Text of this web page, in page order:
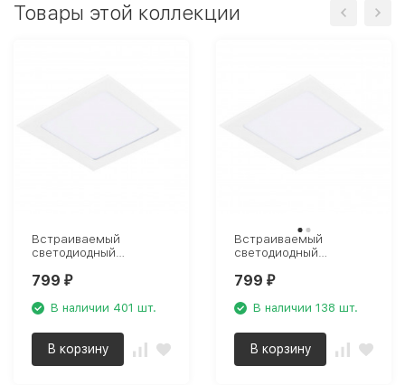
Товары этой коллекции
Встраиваемый
светодиодный
Zocco 224122
799 ₽
В наличии 401 шт.
В корзину
Встраиваемый
светодиодный
Zocco 224124
799 ₽
В наличии 138 шт.
В корзину